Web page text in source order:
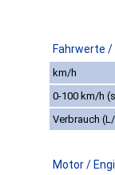
Fahrwerte
km/h
0-100 km/h
Verbrauch
Motor /